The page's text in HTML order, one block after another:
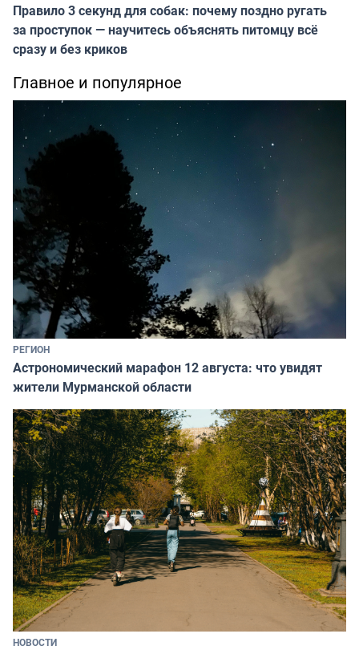
Правило 3 секунд для собак: почему поздно ругать
за проступок — научитесь объяснять питомцу всё
сразу и без криков
Главное и популярное
РЕГИОН
Астрономический марафон 12 августа: что увидят
жители Мурманской области
НОВОСТИ